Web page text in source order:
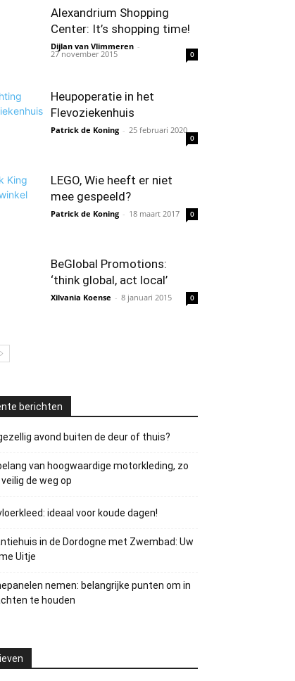
Alexandrium Shopping
Center: It’s shopping time!
Dijlan van Vlimmeren -
27 november 2015 0
Heupoperatie in het
Flevoziekenhuis
Patrick de Koning - 25 februari 2020
0
LEGO, Wie heeft er niet
mee gespeeld?
Patrick de Koning - 18 maart 2017 0
BeGlobal Promotions:
‘think global, act local’
Xilvania Koense - 8 januari 2015 0
berichten
avond buiten de deur of thuis?
van hoogwaardige motorkleding, zo
de weg op
ideaal voor koude dagen!
in de Dordogne met Zwembad: Uw
Uitje
nemen: belangrijke punten om in
te houden